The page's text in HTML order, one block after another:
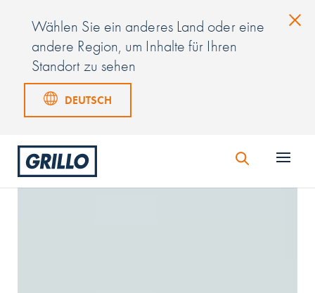
Wählen Sie ein anderes Land oder eine
andere Region, um Inhalte für Ihren
Standort zu sehen
DEUTSCH
Player